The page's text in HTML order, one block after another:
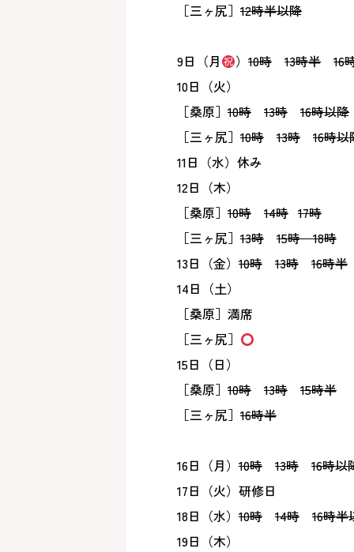
［三ヶ尻］ 12時半以降
9日（月 ）10時 13時半
16
10日（火）
［桑原］ 10時 13時
16時以降
［三ヶ尻］ 10時 13時
16時以
11日（水）休み
12日（木）
［桑原］ 10時 14時 17時
［三ヶ尻］ 13時
15時 18時
13日（金） 10時 13時
16時半
14日（土）
［桑原］満席
［三ヶ尻］
15日（日）
［桑原］ 10時 13時
15時半
［三ヶ尻］ 16時半
16日（月） 10時 13時
16時以
17日（火）研修日
18日（水） 10時 14時
16時半
19日（木）